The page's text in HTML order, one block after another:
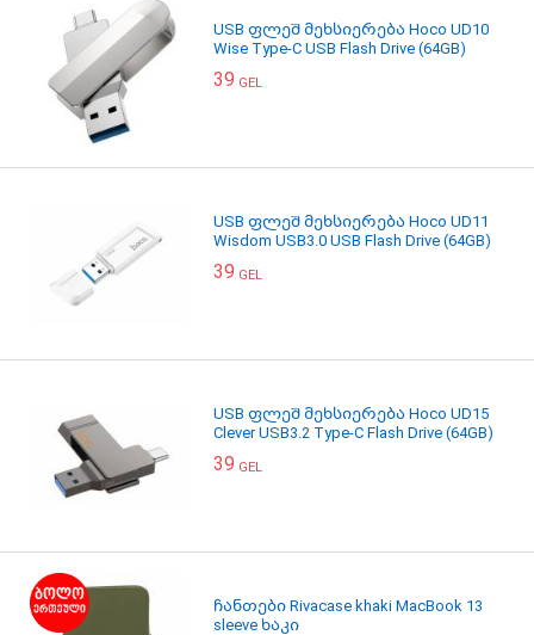
USB ფლეშ მეხსიერება Hoco UD10
Wise Type-C USB Flash Drive (64GB)
39 GEL
USB ფლეშ მეხსიერება Hoco UD11
Wisdom USB3.0 USB Flash Drive (64GB)
39 GEL
USB ფლეშ მეხსიერება Hoco UD15
Clever USB3.2 Type-C Flash Drive (64GB)
39 GEL
ჩანთები Rivacase khaki MacBook 13
sleeve ხაკი